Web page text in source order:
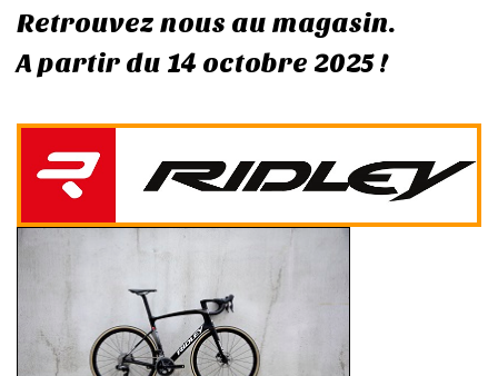
Retrouvez nous au magasin.
A partir du 14 octobre 2025 !